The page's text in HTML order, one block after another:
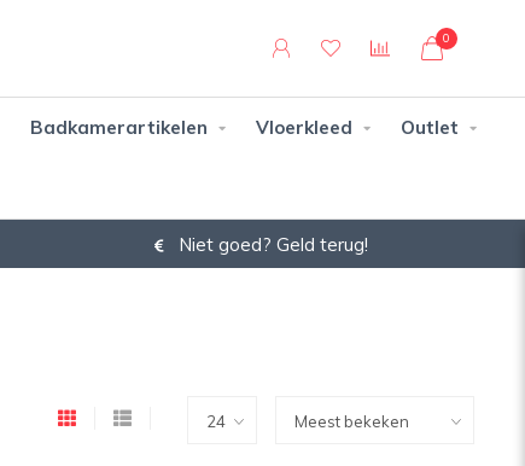
0
Badkamerartikelen Vloerkleed Outlet
Niet goed? Geld terug!